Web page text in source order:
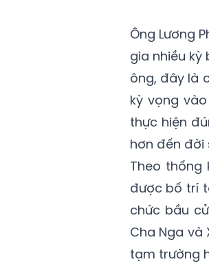
Ông Lương
gia nhiều
ông, đây là
kỳ vọng
thực hiện
hơn đến đời
Theo thống
được bố trí
chức bầu
Cha Nga và
tạm trường